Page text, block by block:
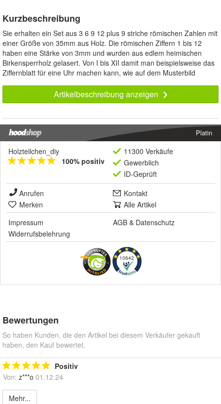
Kurzbeschreibung
Sie erhalten ein Set aus 3 6 9 12 plus 9 striche römischen Zahlen mit
einer Größe von 35mm aus Holz. Die römischen Ziffern 1 bis 12
haben eine Stärke von 3mm und wurden aus edlem heimischen
Birkensperrholz gelasert. Von I bis XII damit man beispielsweise das
Ziffernblatt für eine Uhr machen kann, wie auf dem Musterbild
Artikelbeschreibung anzeigen
Platin
Holzteilchen_diy
100% positiv
11300 Verkäufe
Gewerblich
ID-Geprüft
Anrufen
Kontakt
Merken
Alle Artikel
Impressum
AGB & Datenschutz
Widerrufsbelehrung
10642
Bewertungen
So haben Kunden, die den Artikel bei diesem Verkäufer gekauft
haben, den Kauf bewertet.
Positiv
Von: z***o 01.12.24
Mehr...